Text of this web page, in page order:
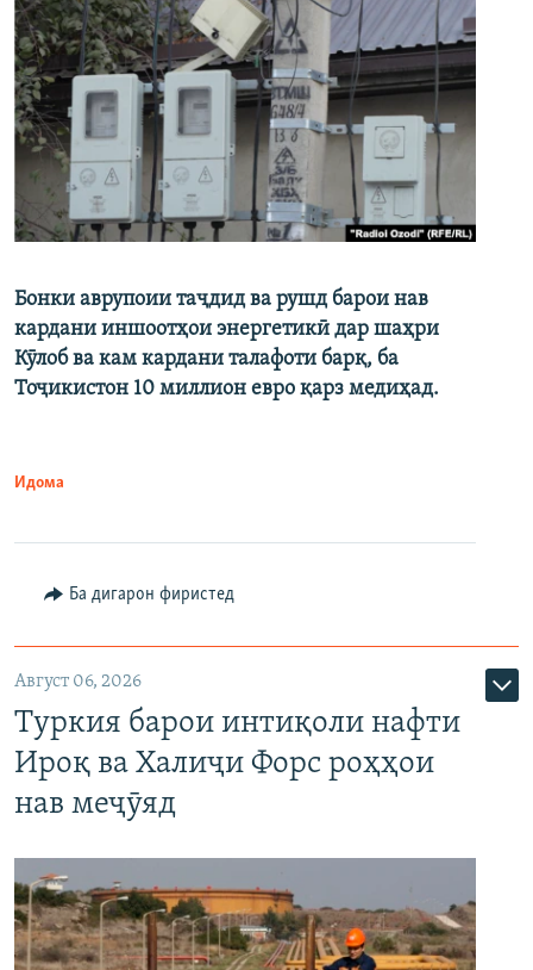
Бонки аврупоии таҷдид ва рушд барои нав
кардани иншоотҳои энергетикӣ дар шаҳри
Кӯлоб ва кам кардани талафоти барқ, ба
Тоҷикистон 10 миллион евро қарз медиҳад.
Идома
Ба дигарон фиристед
Август 06, 2026
Туркия барои интиқоли нафти
Ироқ ва Халиҷи Форс роҳҳои
нав меҷӯяд